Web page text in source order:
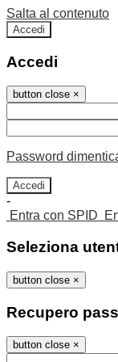
Salta al contenuto
Accedi
Accedi
button close ×
Password
-
Entra con SPID
Seleziona
button close ×
Recupero
button close ×